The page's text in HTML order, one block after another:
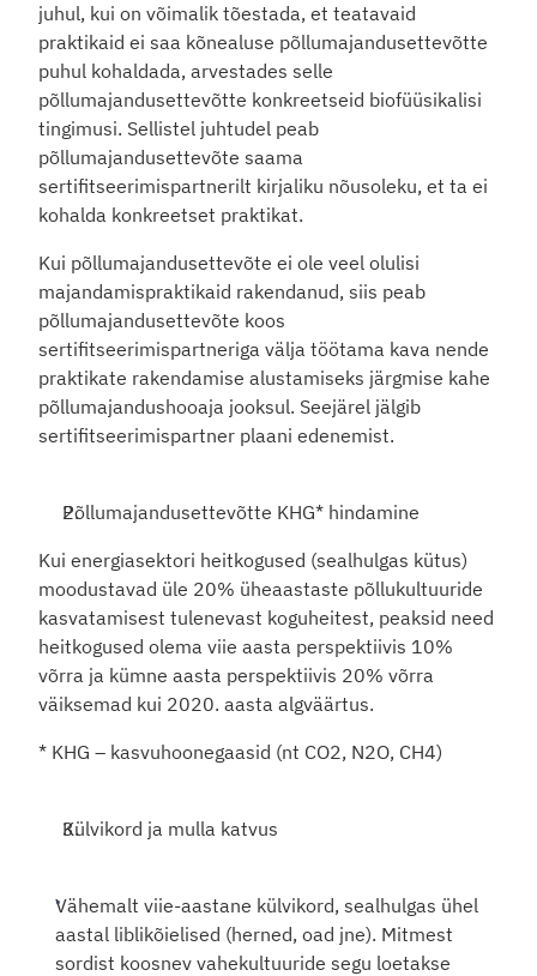
juhul, kui on võimalik tõestada, et teatavaid
praktikaid ei saa kõnealuse põllumajandusettevõtte
puhul kohaldada, arvestades selle
põllumajandusettevõtte konkreetseid biofüüsikalisi
tingimusi. Sellistel juhtudel peab
põllumajandusettevõte saama
sertifitseerimispartnerilt kirjaliku nõusoleku, et ta ei
kohalda konkreetset praktikat.
Kui põllumajandusettevõte ei ole veel olulisi
majandamispraktikaid rakendanud, siis peab
põllumajandusettevõte koos
sertifitseerimispartneriga välja töötama kava nende
praktikate rakendamise alustamiseks järgmise kahe
põllumajandushooaja jooksul. Seejärel jälgib
sertifitseerimispartner plaani edenemist.
Põllumajandusettevõtte KHG* hindamine
Kui energiasektori heitkogused (sealhulgas kütus)
moodustavad üle 20% üheaastaste põllukultuuride
kasvatamisest tulenevast koguheitest, peaksid need
heitkogused olema viie aasta perspektiivis 10%
võrra ja kümne aasta perspektiivis 20% võrra
väiksemad kui 2020. aasta algväärtus.
* KHG – kasvuhoonegaasid (nt CO2, N2O, CH4)
Külvikord ja mulla katvus
Vähemalt viie-aastane külvikord, sealhulgas ühel
aastal liblikõielised (herned, oad jne). Mitmest
sordist koosnev vahekultuuride segu loetakse